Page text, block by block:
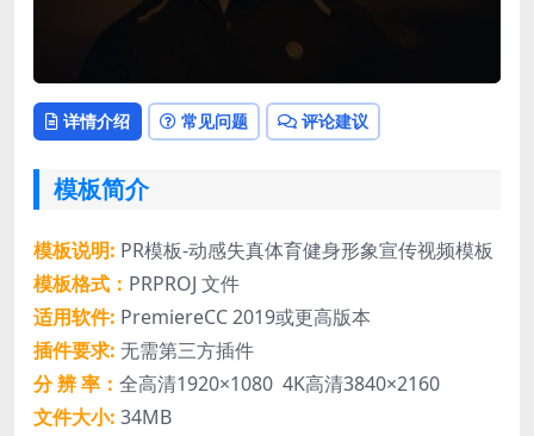
详情介绍 常见问题 评论建议
模板简介
模板说明: PR模板-动感失真体育健身形象宣传视频模板
模板格式： PRPROJ 文件
适用软件: PremiereCC 2019或更高版本
插件要求: 无需第三方插件
分 辨 率： 全高清1920×1080 4K高清3840×2160
文件大小: 34MB